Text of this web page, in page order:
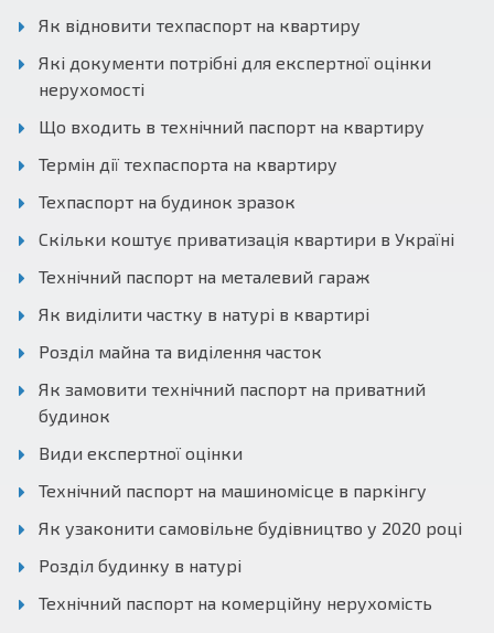
Як відновити техпаспорт на квартиру
Які документи потрібні для експертної оцінки
нерухомості
Що входить в технічний паспорт на квартиру
Термін дії техпаспорта на квартиру
Техпаспорт на будинок зразок
Скільки коштує приватизація квартири в Україні
Технічний паспорт на металевий гараж
Як виділити частку в натурі в квартирі
Розділ майна та виділення часток
Як замовити технічний паспорт на приватний
будинок
Види експертної оцінки
Технічний паспорт на машиномісце в паркінгу
Як узаконити самовільне будівництво у 2020 році
Розділ будинку в натурі
Технічний паспорт на комерційну нерухомість